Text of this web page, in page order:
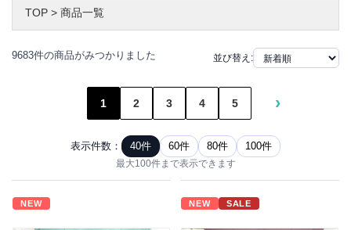
TOP > 商品一覧
9683件の商品がみつかりました 並び替え:
1 2 3 4 5 ›
表示件数： 40件 60件 80件 100件
最大100件まで表示できます
NEW NEW SALE